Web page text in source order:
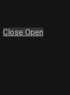
Close Open